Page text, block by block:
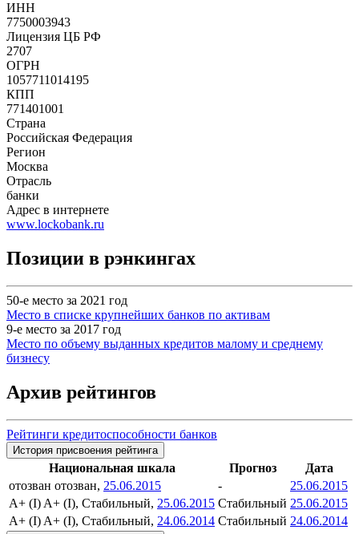
ИНН
7750003943
Лицензия ЦБ РФ
2707
ОГРН
1057711014195
КПП
771401001
Страна
Российская Федерация
Регион
Москва
Отрасль
банки
Адрес в интернете
www.lockobank.ru
Позиции в рэнкингах
50-е место за 2021 год
Место в списке крупнейших банков по активам
9-е место за 2017 год
Место по объему выданных кредитов малому и среднему
бизнесу
Архив рейтингов
Рейтинги кредитоспособности банков
История присвоения рейтинга
Национальная шкала Прогноз
Дата
отозван отозван, 25.06.2015 -
25.06.2015
A+ (I) A+ (I), Стабильный, 25.06.2015 Стабильный 25.06.2015
A+ (I) A+ (I), Стабильный, 24.06.2014 Стабильный 24.06.2014